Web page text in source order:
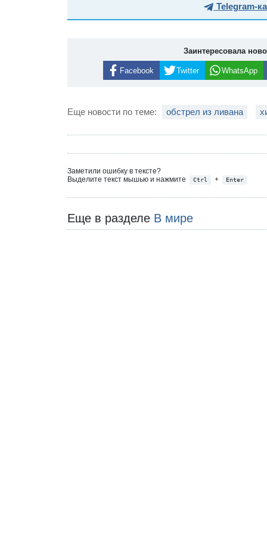
Telegram-
Заинтересовала
Facebook Twitter WhatsApp
Еще новости по теме: обстрел из ливана
Заметили ошибку в тексте?
Выделите текст мышью и нажмите
Ctrl + Enter
Еще в разделе В мире